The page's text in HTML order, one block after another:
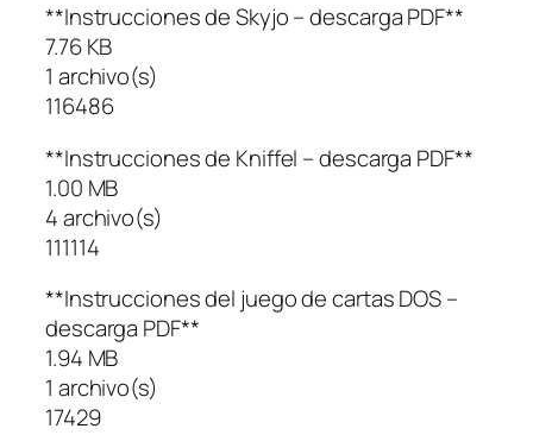
**Instrucciones de Skyjo – descarga PDF**
7.76 KB
1 archivo(s)
116486
**Instrucciones de Kniffel – descarga PDF**
1.00 MB
4 archivo(s)
111114
**Instrucciones del juego de cartas DOS –
descarga PDF**
1.94 MB
1 archivo(s)
17429